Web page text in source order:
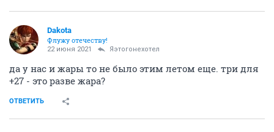
Dаkota
Флужу отечеству!
22 июня 2021 Яэтогонехотел
да у нас и жары то не было этим летом еще. три для
+27 - это разве жара?
ОТВЕТИТЬ